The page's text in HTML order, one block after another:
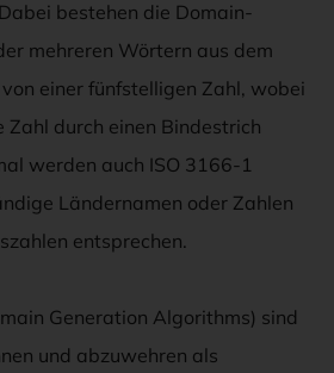
bestehen die Domain-
mehreren Wörtern aus dem
einer fünfstelligen Zahl, wobei
Zahl durch einen Bindestrich
werden auch ISO 3166-1
Ländernamen oder Zahlen
entsprechen.
Generation Algorithms) sind
und abzuwehren als